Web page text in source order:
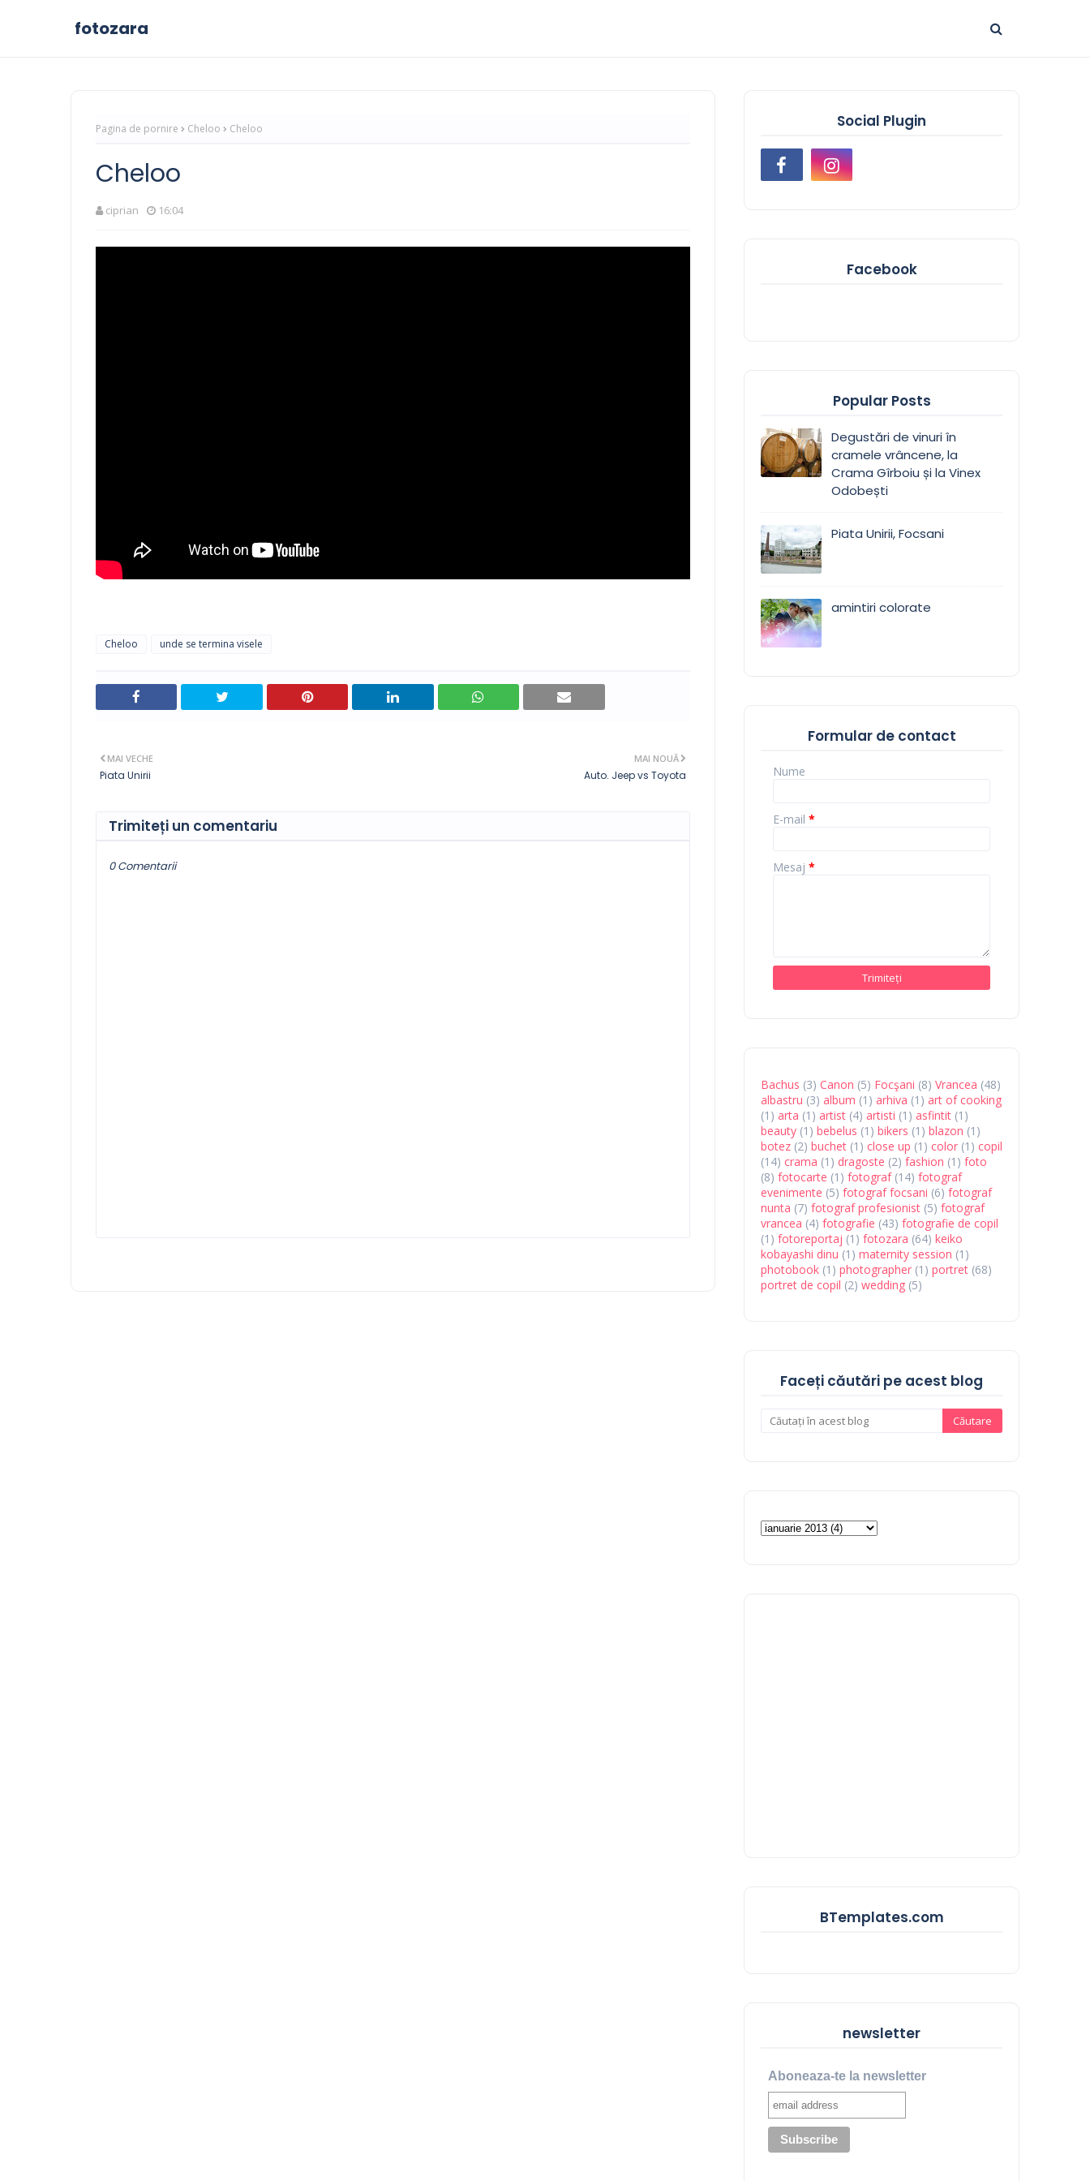
fotozara
Pagina de pornire Cheloo Cheloo
Cheloo
ciprian 16:04
Cheloo unde se termina visele
MAI NOUĂ
Auto. Jeep vs Toyota
MAI VECHE
Piata Unirii
Trimiteți un comentariu
0 Comentarii
Social Plugin
Facebook
Popular Posts
Degustări de vinuri în
cramele vrâncene, la
Crama Gîrboiu și la Vinex
Odobești
Piata Unirii, Focsani
amintiri colorate
Formular de contact
Nume
E-mail *
Mesaj *
Bachus (3) Canon (5) Focşani (8) Vrancea (48)
albastru (3) album (1) arhiva (1) art of cooking
(1) arta (1) artist (4) artisti (1) asfintit (1)
beauty (1) bebelus (1) bikers (1) blazon (1)
botez (2) buchet (1) close up (1) color (1) copil
(14) crama (1) dragoste (2) fashion (1) foto
(8) fotocarte (1) fotograf (14) fotograf
evenimente (5) fotograf focsani (6) fotograf
nunta (7) fotograf profesionist (5) fotograf
vrancea (4) fotografie (43) fotografie de copil
(1) fotoreportaj (1) fotozara (64) keiko
kobayashi dinu (1) maternity session (1)
photobook (1) photographer (1) portret (68)
portret de copil (2) wedding (5)
Faceți căutări pe acest blog
BTemplates.com
newsletter
Aboneaza-te la newsletter